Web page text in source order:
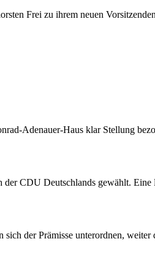
Frei zu ihrem neuen
Adenauer-Haus klar Stellung
der CDU Deutschlands gewählt. Eine
sich der Prämisse unterordnen, weiter